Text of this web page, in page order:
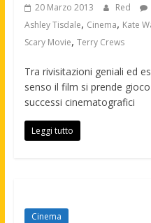
20 Marzo 2013 Red
Ashley Tisdale, Cinema, Kate
Scary Movie, Terry Crews
Tra rivisitazioni geniali ed
senso il film si prende
successi cinematografici
Leggi tutto
Cinema